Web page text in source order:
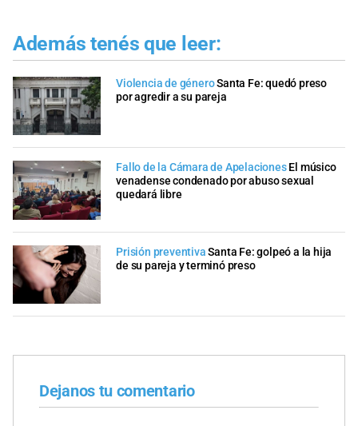
Además tenés que leer:
Violencia de géneroSanta Fe: quedó preso
por agredir a su pareja
Fallo de la Cámara de Apelaciones El músico
venadense condenado por abuso sexual
quedará libre
Prisión preventiva Santa Fe: golpeó a la hija
de su pareja y terminó preso
Dejanos tu comentario